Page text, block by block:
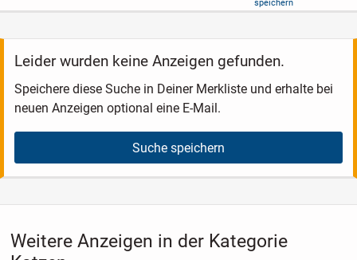
speichern
Leider wurden keine Anzeigen gefunden.
Speichere diese Suche in Deiner Merkliste und erhalte bei
neuen Anzeigen optional eine E-Mail.
Suche speichern
Weitere Anzeigen in der Kategorie